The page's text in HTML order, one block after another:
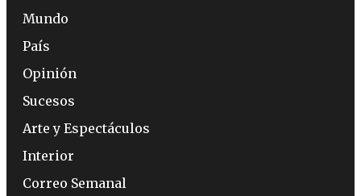
Mundo
País
Opinión
Sucesos
Arte y Espectáculos
Interior
Correo Semanal